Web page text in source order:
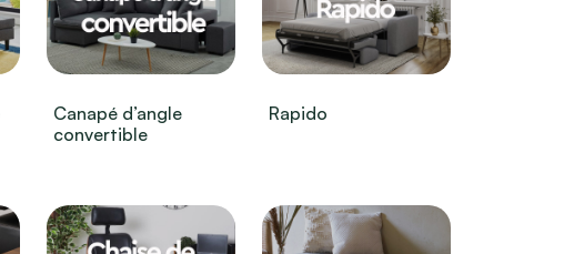
Canapé d’angle
convertible
Rapido